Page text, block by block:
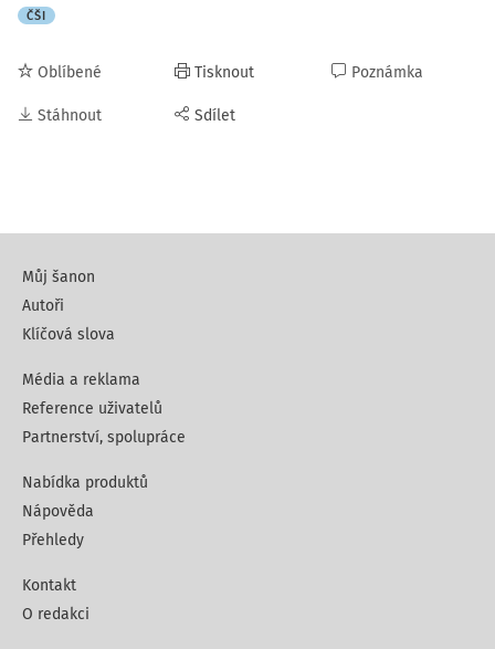
ČŠI
Oblíbené
Stáhnout
Tisknout
Sdílet
Poznámka
Můj šanon
Autoři
Klíčová slova
Média a reklama
Reference uživatelů
Partnerství, spolupráce
Nabídka produktů
Nápověda
Přehledy
Kontakt
O redakci